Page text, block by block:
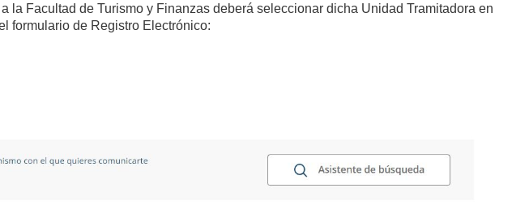
la Facultad de Turismo y Finanzas deberá seleccionar dicha Unidad Tramitadora en
formulario de Registro Electrónico: